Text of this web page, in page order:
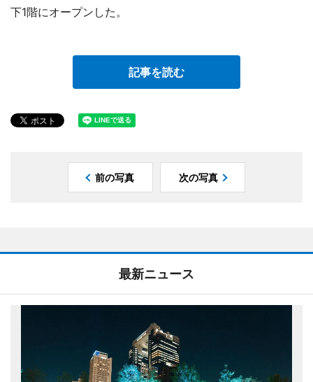
下1階にオープンした。
記事を読む
前の写真 次の写真
最新ニュース